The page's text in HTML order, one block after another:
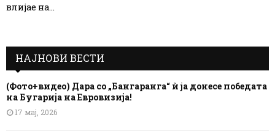
влијае на...
НАЈНОВИ ВЕСТИ
(Фото+видео) Дара со „Бангаранга“ ѝ ја донесе победата
на Бугарија на Евровизија!
17 мај, 2026